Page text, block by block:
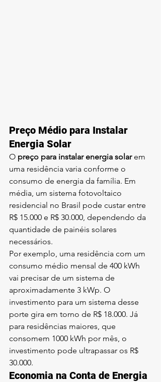
Preço Médio para Instalar
Energia Solar
O preço para instalar energia solar em
uma residência varia conforme o
consumo de energia da família. Em
média, um sistema fotovoltaico
residencial no Brasil pode custar entre
R$ 15.000 e R$ 30.000, dependendo da
quantidade de painéis solares
necessários.
Por exemplo, uma residência com um
consumo médio mensal de 400 kWh
vai precisar de um sistema de
aproximadamente 3 kWp. O
investimento para um sistema desse
porte gira em torno de R$ 18.000. Já
para residências maiores, que
consomem 1000 kWh por mês, o
investimento pode ultrapassar os R$
30.000.
Economia na Conta de Energia